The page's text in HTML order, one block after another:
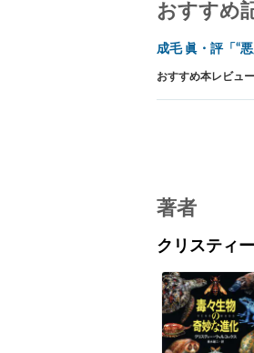
おすすめ
成毛 眞・評「“
おすすめ本レビュ
著者
クリスティ